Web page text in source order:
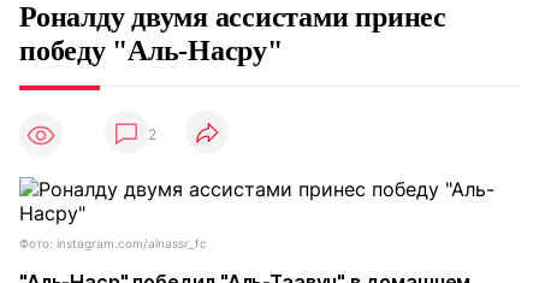
Роналду двумя ассистами принес
победу "Аль-Насру"
2
Фото: instagram.com/alnassr_fc